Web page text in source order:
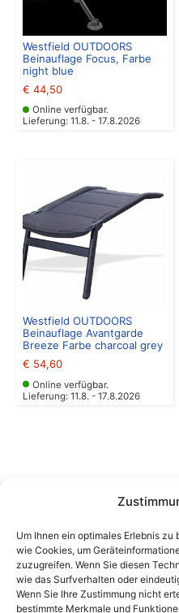
Um Ihnen ein optimales Erlebnis
wie Cookies, um
zuzugreifen. Wenn Sie diesen
wie das Surfverhalten oder
Wenn Sie Ihre Zustimmung nicht
bestimmte Merkmale und
Westfield OUTDOORS
Beinauflage Focus, Farbe
night blue
€ 44,50
Online verfügbar.
Lieferung: 11.8. - 17.8.2026
Westfield OUTDOORS
Beinauflage Avantgarde
Breeze Farbe charcoal grey
€ 54,60
Online verfügbar.
Lieferung: 11.8. - 17.8.2026
Peter-
+43 316 225711​ •